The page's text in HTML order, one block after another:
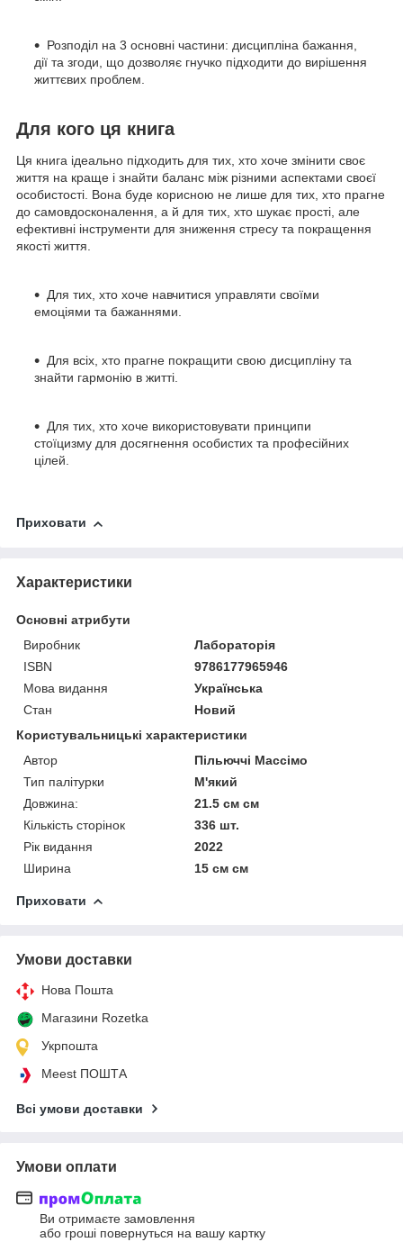
Розподіл на 3 основні частини: дисципліна бажання,
дії та згоди, що дозволяє гнучко підходити до вирішення
життєвих проблем.
Для кого ця книга
Ця книга ідеально підходить для тих, хто хоче змінити своє
життя на краще і знайти баланс між різними аспектами своєї
особистості. Вона буде корисною не лише для тих, хто прагне
до самовдосконалення, а й для тих, хто шукає прості, але
ефективні інструменти для зниження стресу та покращення
якості життя.
Для тих, хто хоче навчитися управляти своїми
емоціями та бажаннями.
Для всіх, хто прагне покращити свою дисципліну та
знайти гармонію в житті.
Для тих, хто хоче використовувати принципи
стоїцизму для досягнення особистих та професійних
цілей.
Приховати
Характеристики
Основні атрибути
Виробник
Лабораторія
ISBN
9786177965946
Мова видання
Українська
Стан
Новий
Користувальницькі характеристики
Автор
Пільюччі Массімо
Тип палітурки
М'який
Довжина:
21.5 см см
Кількість сторінок
336 шт.
Рік видання
2022
Ширина
15 см см
Приховати
Умови доставки
Нова Пошта
Магазини Rozetka
Укрпошта
Meest ПОШТА
Всі умови доставки
Умови оплати
Ви отримаєте замовлення
або гроші повернуться на вашу картку